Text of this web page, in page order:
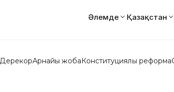
Әлемде Қазақстан
ДерекқорАрнайы жобаКонституциялық реформа